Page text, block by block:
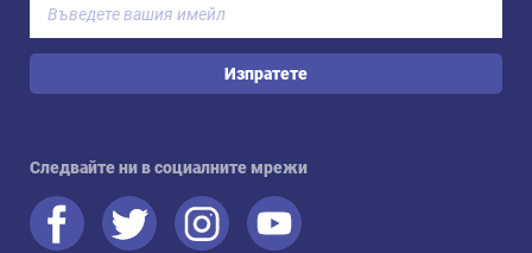
Изпратете
Следвайте ни в социалните мрежи